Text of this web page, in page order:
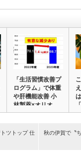
「生活習慣改善プ
ログラム」で体重
や肝機能改善 小
林製薬×オリオ
ン…
ツトップ 仕
秋の伊賀で〝